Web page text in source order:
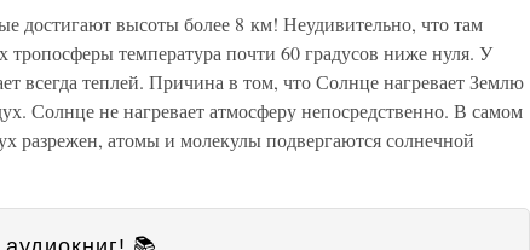
достигают высоты более 8 км! Неудивительно, что там
тропосферы температура почти 60 градусов ниже нуля. У
всегда теплей. Причина в том, что Солнце нагревает Землю
Солнце не нагревает атмосферу непосредственно. В самом
разрежен, атомы и молекулы подвергаются солнечной